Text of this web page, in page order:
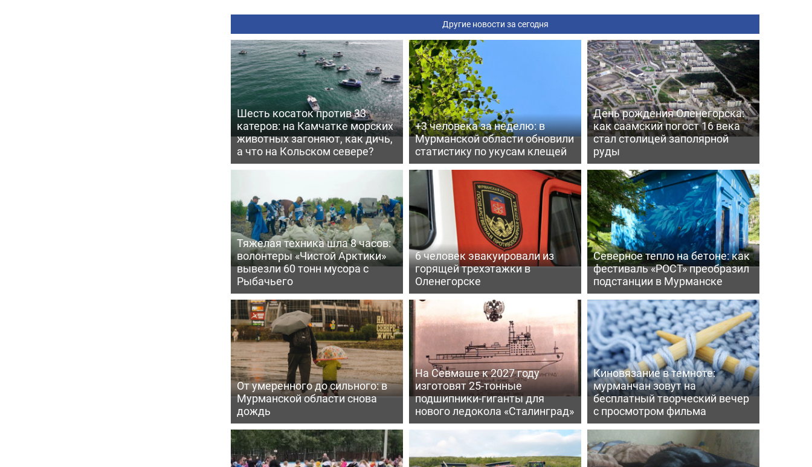
Другие новости за сегодня
Шесть косаток против 33
катеров: на Камчатке морских
животных загоняют, как дичь,
а что на Кольском севере?
+3 человека за неделю: в
Мурманской области обновили
статистику по укусам клещей
День рождения Оленегорска:
как саамский погост 16 века
стал столицей заполярной
руды
Тяжелая техника шла 8 часов:
волонтеры «Чистой Арктики»
вывезли 60 тонн мусора с
Рыбачьего
6 человек эвакуировали из
горящей трехэтажки в
Оленегорске
Северное тепло на бетоне: как
фестиваль «РОСТ» преобразил
подстанции в Мурманске
От умеренного до сильного: в
Мурманской области снова
дождь
На Севмаше к 2027 году
изготовят 25-тонные
подшипники-гиганты для
нового ледокола «Сталинград»
Киновязание в темноте:
мурманчан зовут на
бесплатный творческий вечер
с просмотром фильма